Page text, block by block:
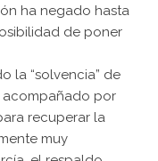
ha negado hasta
de poner
la “solvencia” de
acompañado por
recuperar la
muy